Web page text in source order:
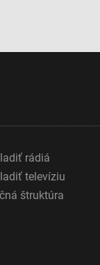
rádiá
televíziu
štruktúra